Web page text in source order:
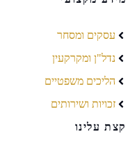
עסקים ומסחר
נדל"ן ומקרקעין
הליכים משפטיים
זכויות ושירותים
קצת עלינו